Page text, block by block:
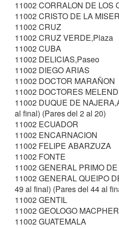
11002 CORRALON DE LOS
11002 CRISTO DE LA
11002 CRUZ
11002 CRUZ VERDE,Plaza
11002 CUBA
11002 DELICIAS,Paseo
11002 DIEGO ARIAS
11002 DOCTOR MARAÑON
11002 DOCTORES
11002 DUQUE DE
al final) (Pares del 2 al 20)
11002 ECUADOR
11002 ENCARNACION
11002 FELIPE ABARZUZA
11002 FONTE
11002 GENERAL PRIMO
11002 GENERAL QUEIPO
49 al final) (Pares del 44 al
11002 GENTIL
11002 GEOLOGO
11002 GUATEMALA